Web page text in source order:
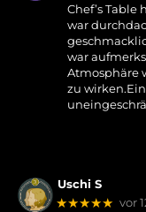
Chef’s
war
war
Atmosphäre
zu
Uschi S
★★★★★ vor